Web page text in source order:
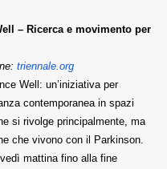
– Ricerca e movimento per
triennale.org
Well: un’iniziativa per
contemporanea in spazi
si rivolge principalmente, ma
che vivono con il Parkinson.
mattina fino alla fine